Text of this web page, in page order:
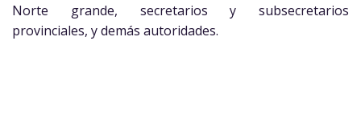
Norte grande, secretarios y subsecretarios
provinciales, y demás autoridades.